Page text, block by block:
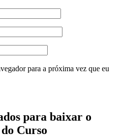
para a próxima vez que eu
para baixar o
Curso